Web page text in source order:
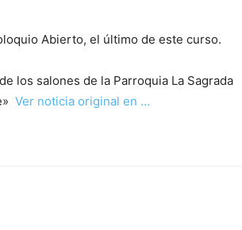
Abierto, el último de este curso.
los salones de la Parroquia La Sagrada
Ver noticia original en …